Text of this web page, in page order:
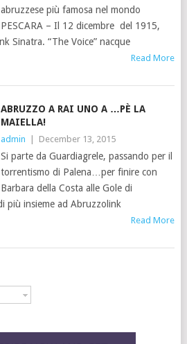
abruzzese più famosa nel mondo
PESCARA – Il 12 dicembre del 1915,
Sinatra. “The Voice” nacque
Read More
ABRUZZO A RAI UNO A …PÈ LA
MAIELLA!
admin December 13, 2015
Si parte da Guardiagrele, passando per il
torrentismo di Palena…per finire con
Barbara della Costa alle Gole di
più insieme ad Abruzzolink
Read More